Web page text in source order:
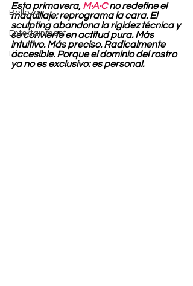
Belleza
Entertainment
Life
Esta primavera, M·A·C no redefine el
maquillaje: reprograma la cara. El
sculpting abandona la rigidez técnica y
se convierte en actitud pura. Más
intuitivo. Más preciso. Radicalmente
accesible. Porque el dominio del rostro
ya no es exclusivo: es personal.